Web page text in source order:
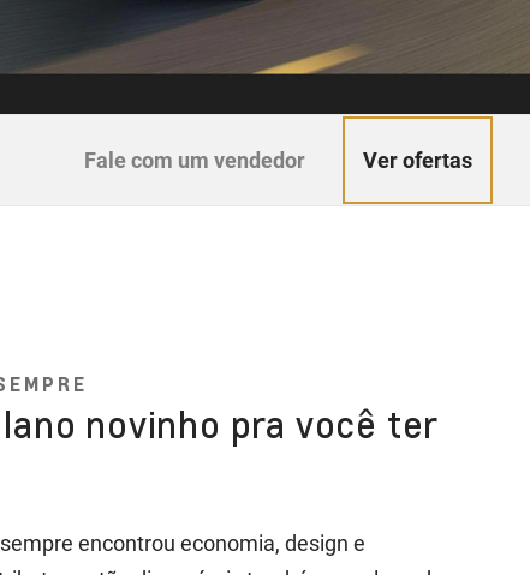
Fale com um vendedor Ver ofertas
novinho pra você ter
encontrou economia, design e